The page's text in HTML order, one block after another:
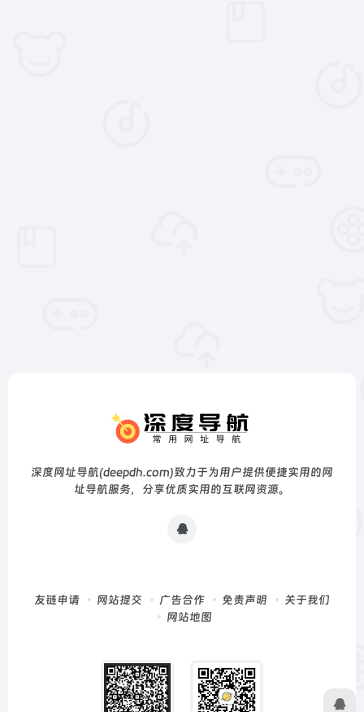
深度网址导航(deepdh.com)致力于为用户提供便捷实用的网
址导航服务，分享优质实用的互联网资源。
友链申请 网站提交 广告合作 免责声明
关于我们
网站地图